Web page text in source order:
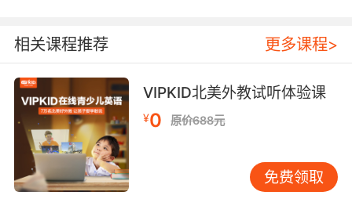
或者我们就想想怎么回到地面 再亲自告诉他们我
们自己的伊甸园
7. Eden is great for inspiration, but you don't
need a giant hothouse to grow your own
lemongrass.
伊甸园工程是个让人充满灵感的地方 不过你不必
相关课程推荐 更多课程>
VIPKID北美外教试听体验课
¥0 原价688元
免费领取